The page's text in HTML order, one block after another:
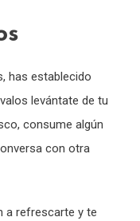
has establecido
levántate de tu
consume algún
con otra
a refrescarte y te